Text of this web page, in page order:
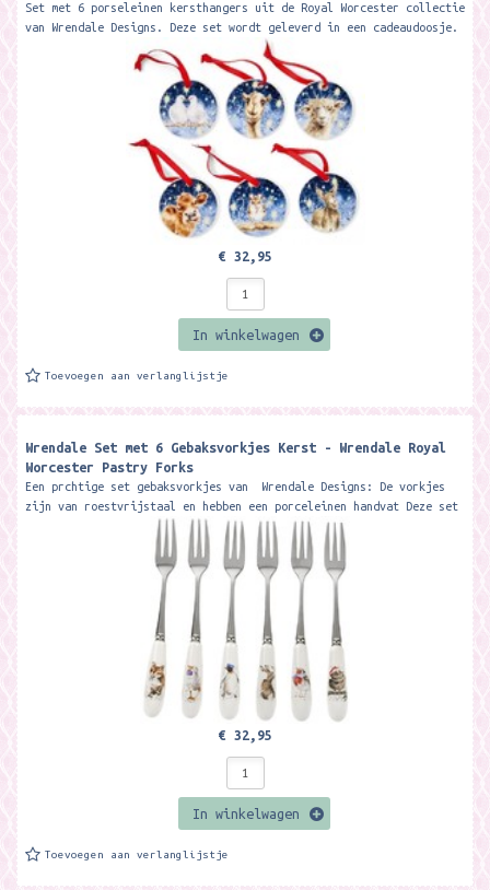
Set met 6 porseleinen kersthangers uit de Royal Worcester collectie
van Wrendale Designs. Deze set wordt geleverd in een cadeaudoosje.
€ 32,95
In winkelwagen
Toevoegen aan verlanglijstje
Wrendale Set met 6 Gebaksvorkjes Kerst - Wrendale Royal
Worcester Pastry Forks
Een prchtige set gebaksvorkjes van Wrendale Designs: De vorkjes
zijn van roestvrijstaal en hebben een porceleinen handvat Deze set
€ 32,95
In winkelwagen
Toevoegen aan verlanglijstje